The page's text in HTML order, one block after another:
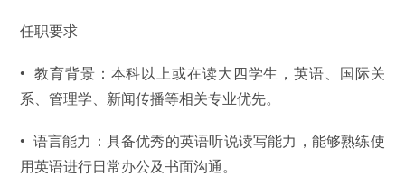
任职要求
• 教育背景：本科以上或在读大四学生，英语、国际关
系、管理学、新闻传播等相关专业优先。
• 语言能力：具备优秀的英语听说读写能力，能够熟练使
用英语进行日常办公及书面沟通。